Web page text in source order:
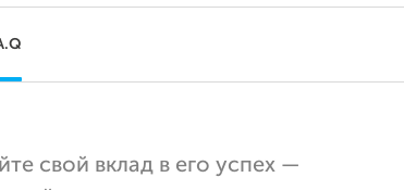
свой вклад в его успех —